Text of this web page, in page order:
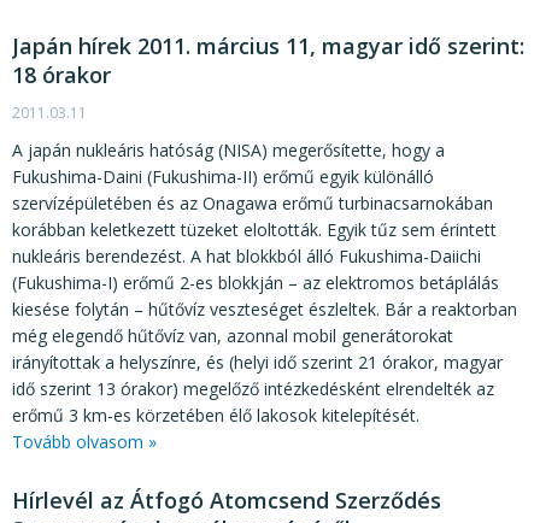
Japán hírek 2011. március 11, magyar idő szerint:
18 órakor
2011.03.11
A japán nukleáris hatóság (NISA) megerősítette, hogy a
Fukushima-Daini (Fukushima-II) erőmű egyik különálló
szervízépületében és az Onagawa erőmű turbinacsarnokában
korábban keletkezett tüzeket eloltották. Egyik tűz sem érintett
nukleáris berendezést. A hat blokkból álló Fukushima-Daiichi
(Fukushima-I) erőmű 2-es blokkján – az elektromos betáplálás
kiesése folytán – hűtővíz veszteséget észleltek. Bár a reaktorban
még elegendő hűtővíz van, azonnal mobil generátorokat
irányítottak a helyszínre, és (helyi idő szerint 21 órakor, magyar
idő szerint 13 órakor) megelőző intézkedésként elrendelték az
erőmű 3 km-es körzetében élő lakosok kitelepítését.
Tovább olvasom »
Hírlevél az Átfogó Atomcsend Szerződés